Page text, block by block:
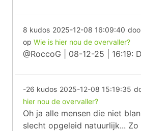
8 kudos 2025-12-08 16:09:40
op Wie is hier nou de overvaller?
@RoccoG | 08-12-25 | 16:19:
-26 kudos 2025-12-08 15:19:35
hier nou de overvaller?
Oh ja alle mensen die niet
slecht opgeleid natuurlijk...